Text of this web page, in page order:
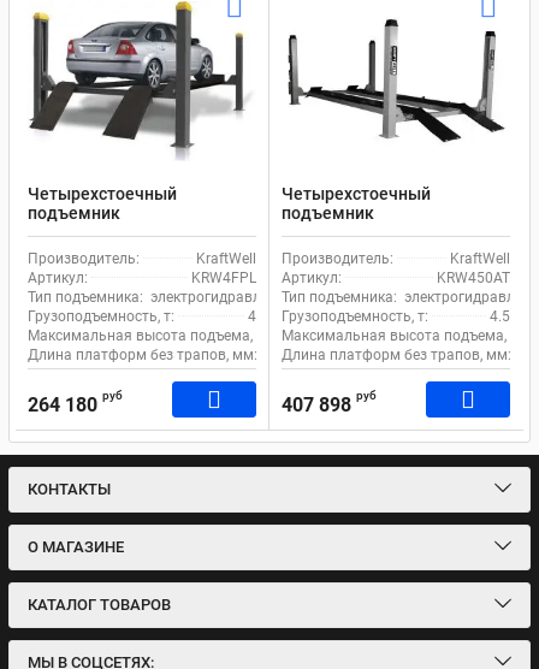
Четырехстоечный
подъемник
электрогидравлический 4т
380В KraftWell KRW4FPL
Производитель:
KraftWell
Артикул:
KRW4FPL
Тип подъемника: электрогидравлический
Грузоподъемность, т:
4
Максимальная высота подъема, мм:
1750
Длина платформ без трапов, мм:
5050
264 180 руб
Четырехстоечный
подъемник
электрогидравлический
4.5т 380В для сход-развала
KraftWell KRW450AT
Производитель:
KraftWell
Артикул:
KRW450AT
Тип подъемника:
Грузоподъемность, т:
4.5
Максимальная высота подъема, мм:
Длина платформ без трапов, мм:
407 898 руб
КОНТАКТЫ
О МАГАЗИНЕ
КАТАЛОГ ТОВАРОВ
МЫ В СОЦСЕТЯХ: